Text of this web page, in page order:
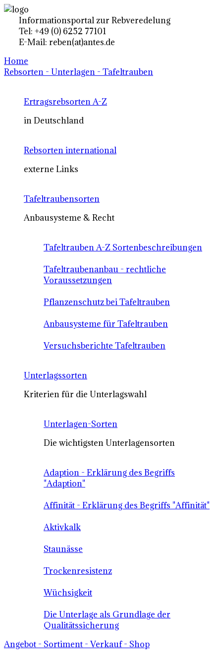
Informationsportal zur Rebveredelung
Tel: +49 (0) 6252 77101
E-Mail: reben(at)antes.de
Home
Rebsorten - Unterlagen - Tafeltrauben
Ertragsrebsorten A-Z
in Deutschland
Rebsorten international
externe Links
Tafeltraubensorten
Anbausysteme & Recht
Tafeltrauben A-Z Sortenbeschreibungen
Tafeltraubenanbau - rechtliche
Voraussetzungen
Pflanzenschutz bei Tafeltrauben
Anbausysteme für Tafeltrauben
Versuchsberichte Tafeltrauben
Unterlagssorten
Kriterien für die Unterlagswahl
Unterlagen-Sorten
Die wichtigsten Unterlagensorten
Adaption - Erklärung des Begriffs
"Adaption"
Affinität - Erklärung des Begriffs "Affinität"
Aktivkalk
Staunässe
Trockenresistenz
Wüchsigkeit
Die Unterlage als Grundlage der
Qualitätssicherung
Angebot - Sortiment - Verkauf - Shop